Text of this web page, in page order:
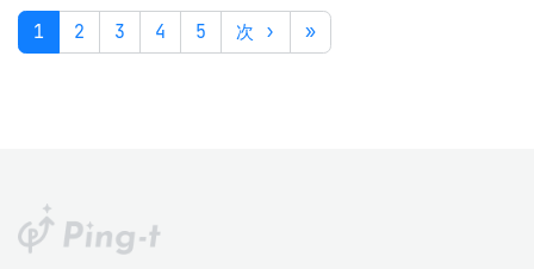
1 2 3 4 5 次 › »